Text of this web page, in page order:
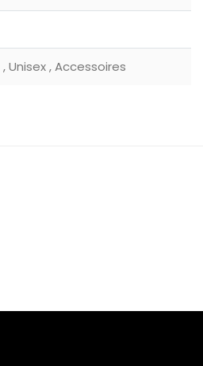
,Unisex,Accessoires